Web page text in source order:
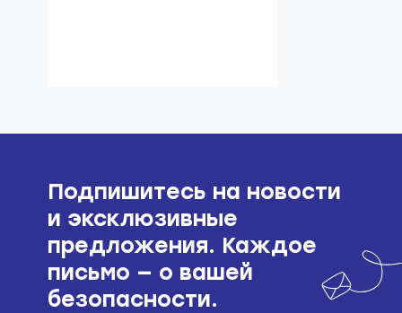
Подпишитесь на новости
и эксклюзивные
предложения. Каждое
письмо — о вашей
безопасности.